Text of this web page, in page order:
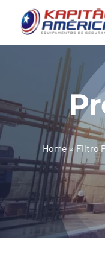
o
Produtos
Calçados
Luvas
Altura
Home»Filtro